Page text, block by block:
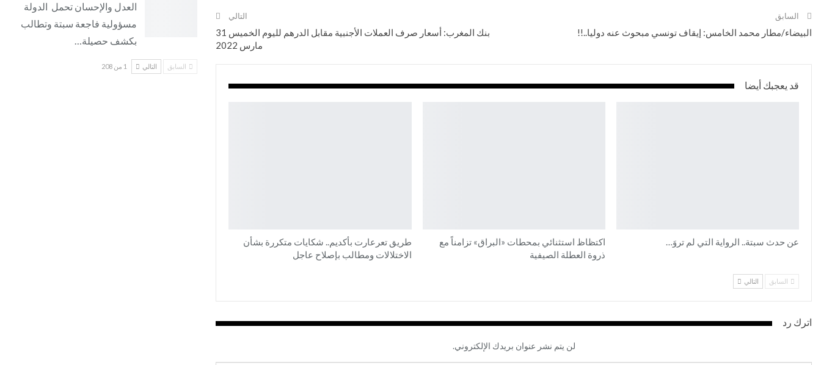
السابق
البيضاء/مطار محمد الخامس: إيقاف تونسي مبحوث عنه دوليا..!!
التالي
بنك المغرب: أسعار صرف العملات الأجنبية مقابل الدرهم لليوم الخميس 31
مارس 2022
قد يعجبك أيضا
عن حدث سبتة.. الرواية التي لم تروَ…
اكتظاظ استثنائي بمحطات «البراق» تزامناً مع
ذروة العطلة الصيفية
طريق تعرعارت بأكديم.. شكايات متكررة بشأن
الاختلالات ومطالب بإصلاح عاجل
السابق التالي
اترك رد
لن يتم نشر عنوان بريدك الإلكتروني.
العدل والإحسان تحمل الدولة
مسؤولية فاجعة سبتة وتطالب
بكشف حصيلة…
السابق التالي 1 من 208